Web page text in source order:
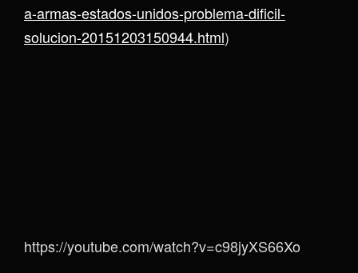
a-armas-estados-unidos-problema-dificil-
solucion-20151203150944.html)
https://youtube.com/watch?v=c98jyXS66Xo